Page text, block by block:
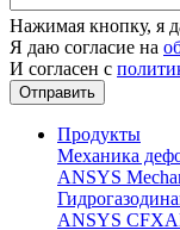
Нажимая кнопку, я
Я даю согласие на
И согласен с
Продукты
Механика
ANSYS
ANSYS CFX